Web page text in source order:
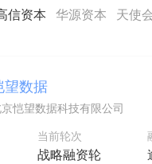
信资本 华源资本 天使
望数据
恺望数据科技有限公司
当前轮次
战略融资轮